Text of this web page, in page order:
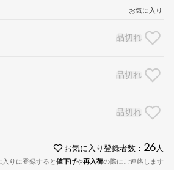
お気に入り
品切れ
品切れ
品切れ
お気に入り登録者数： 26 人
入りに登録すると値下げや再入荷の際にご連絡します